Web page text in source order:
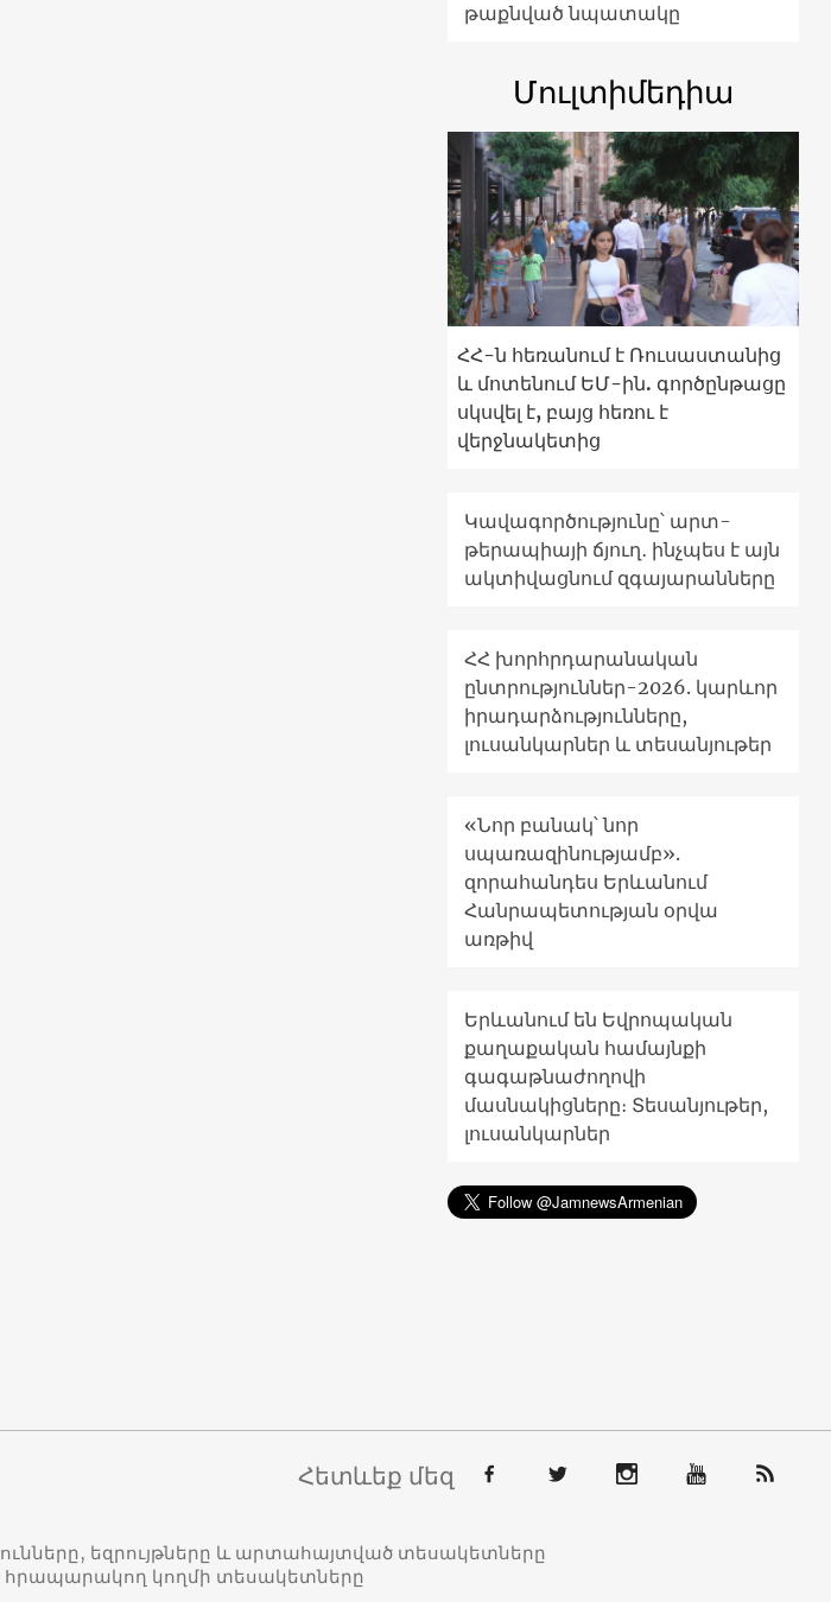
թաքնված նպատակը
Մուլտիմեդիա
ՀՀ-ն հեռանում է Ռուսաստանից
և մոտենում ԵՄ-ին. գործընթացը
սկսվել է, բայց հեռու է
վերջնակետից
Կավագործությունը՝ արտ-
թերապիայի ճյուղ․ ինչպես է այն
ակտիվացնում զգայարանները
ՀՀ խորհրդարանական
ընտրություններ-2026. կարևոր
իրադարձությունները,
լուսանկարներ և տեսանյութեր
«Նոր բանակ՝ նոր
սպառազինությամբ».
զորահանդես Երևանում
Հանրապետության օրվա
առթիվ
Երևանում են Եվրոպական
քաղաքական համայնքի
գագաթնաժողովի
մասնակիցները։ Տեսանյութեր,
լուսանկարներ
Հետևեք մեզ
եզրույթները և արտահայտված տեսակետները
հրապարակող կողմի տեսակետները